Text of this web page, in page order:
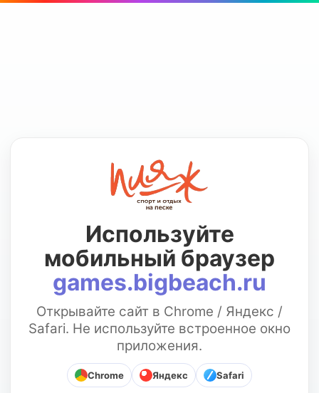
Используйте
мобильный браузер
games.bigbeach.ru
Открывайте сайт в Chrome / Яндекс /
Safari. Не используйте встроенное окно
приложения.
Chrome Яндекс Safari